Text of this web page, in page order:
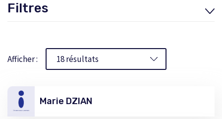
Filtres
Afficher :
Marie DZIAN